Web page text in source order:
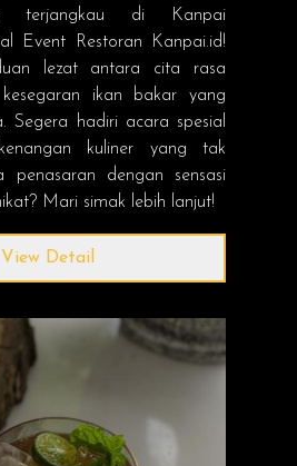
terjangkau di Kanpai
Event Restoran Kanpai.id!
lezat antara cita rasa
ikan bakar yang
Segera hadiri acara spesial
kuliner yang tak
penasaran dengan sensasi
Mari simak lebih lanjut!
View Detail